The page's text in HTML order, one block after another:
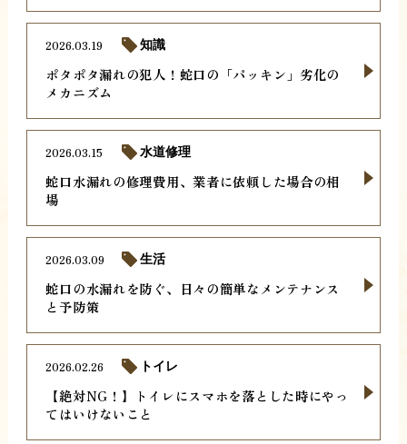
ポタポタ漏れの犯人！蛇口の「パッキン」劣化の
メカニズム
2026.03.19 知識
蛇口水漏れの修理費用、業者に依頼した場合の相
場
2026.03.15 水道修理
蛇口の水漏れを防ぐ、日々の簡単なメンテナンス
と予防策
2026.03.09 生活
【絶対NG！】トイレにスマホを落とした時にやっ
てはいけないこと
2026.02.26 トイレ